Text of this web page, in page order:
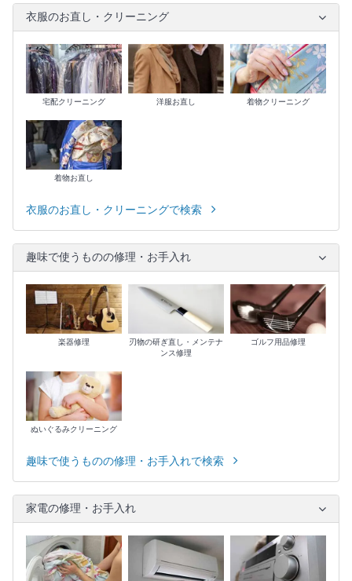
衣服のお直し・クリーニング
宅配クリーニング 洋服お直し 着物クリーニング
着物お直し
衣服のお直し・クリーニングで検索
趣味で使うものの修理・お手入れ
楽器修理
刃物の研ぎ直し・メンテナ
ンス修理
ゴルフ用品修理
ぬいぐるみクリーニング
趣味で使うものの修理・お手入れで検索
家電の修理・お手入れ